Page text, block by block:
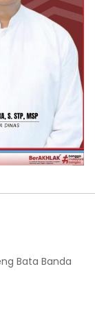
Bata Banda